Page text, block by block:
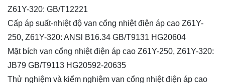
Z61Y-320: GB/T12221
Cấp áp suất-nhiệt độ van cổng nhiệt điện áp cao Z61Y-
250, Z61Y-320: ANSl B16.34 GB/T9131 HG20604
Mặt bích van cổng nhiệt điện áp cao Z61Y-250, Z61Y-320:
JB79 GB/T9113 HG20592-20635
Thử nghiệm và kiểm nghiệm van cổng nhiệt điện áp cao